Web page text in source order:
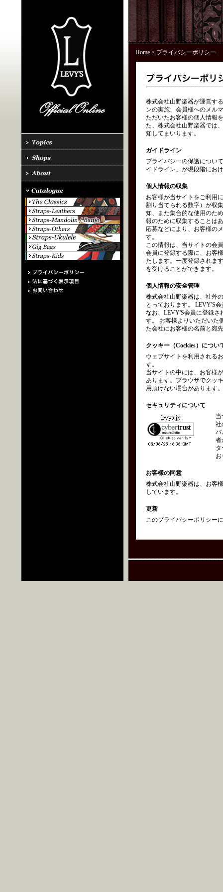
Home> プライバシーポリシー
株式会社山野楽器が運営す
ンの実施、会員様へのメル
ただいたお客様の個人情報
た、株式会社山野楽器では
知してまいります。
ガイドライン
プライバシーの保護につい
イドライン」が現段階にお
個人情報の収集
お客様が当サイトをご利用
割り当てられる数字）が収
知、また集合的な使用のた
報のために収集することは
応募などにより、お客様の
す。
この情報は、当サイトの会
会員に登録する際に、お客
たします。一度登録されま
を受けることができます。
個人情報の安全管理
株式会社山野楽器は、社外
とっております。 LEVY'S
なお、LEVY'S会員に登録さ
す。 お客様よりいただいた
た会社にお客様の名前と宛
クッキー（Cockies）につい
ウェブサイトを利用される
す。
当サイトの中には、お客様
あります。ブラウザでクッ
用頂けない場合があります。
セキュリティについて
社
バ
者
お客様の同意
株式会社山野楽器は、お客
しています。
更新
このプライバシーポリシー